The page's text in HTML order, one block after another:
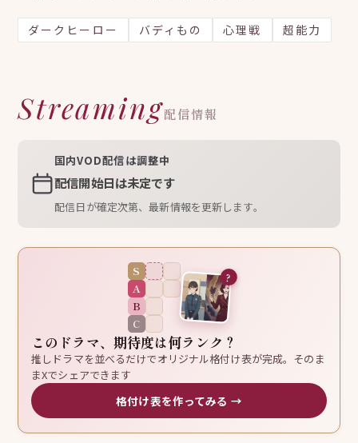
ダークヒーロー バディもの 心理戦 超能力
Streaming配信情報
国内VOD配信は調整中
配信開始日は未定です
配信日が確定次第、最新情報を更新します。
S
A
B
C
?
このドラマ、期待度は何ランク？
推しドラマを並べるだけでオリジナル格付け表が完成。そのま
まXでシェアできます
格付け表を作ってみる →